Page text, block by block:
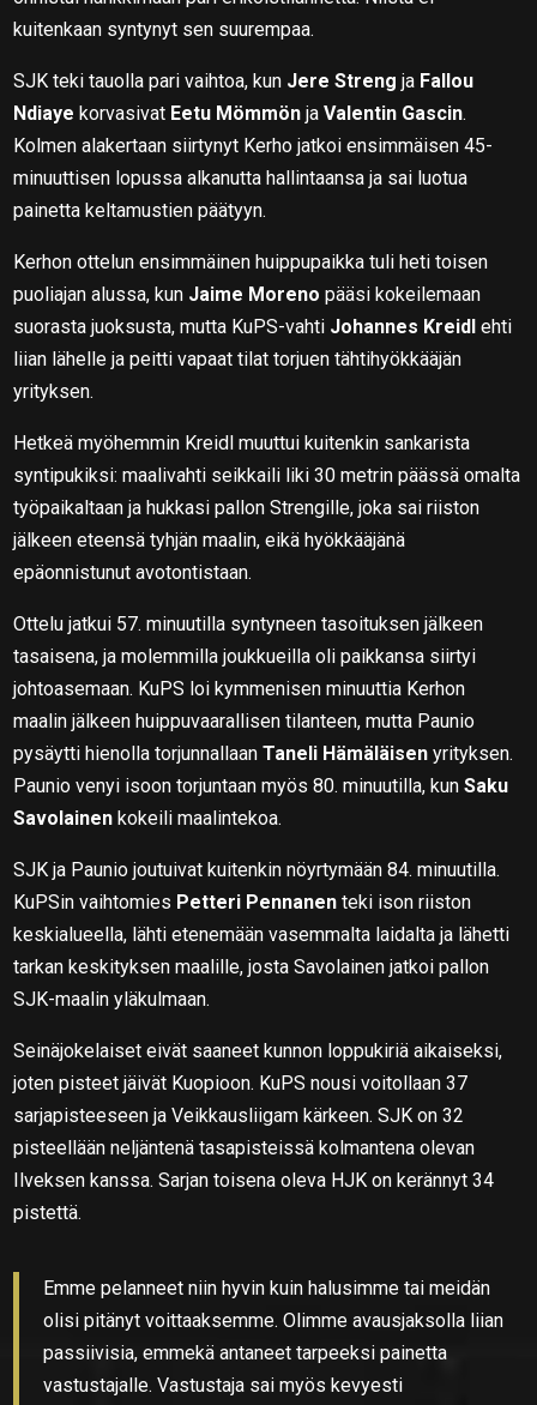
kuitenkaan syntynyt sen suurempaa.
SJK teki tauolla pari vaihtoa, kun Jere Strengja Fallou
Ndiaye korvasivat Eetu Mömmönja Valentin Gascin.
Kolmen alakertaan siirtynyt Kerho jatkoi ensimmäisen 45-
minuuttisen lopussa alkanutta hallintaansa ja sai luotua
painetta keltamustien päätyyn.
Kerhon ottelun ensimmäinen huippupaikka tuli heti toisen
puoliajan alussa, kun Jaime Moreno pääsi kokeilemaan
suorasta juoksusta, mutta KuPS-vahti Johannes Kreidl ehti
liian lähelle ja peitti vapaat tilat torjuen tähtihyökkääjän
yrityksen.
Hetkeä myöhemmin Kreidl muuttui kuitenkin sankarista
syntipukiksi: maalivahti seikkaili liki 30 metrin päässä omalta
työpaikaltaan ja hukkasi pallon Strengille, joka sai riiston
jälkeen eteensä tyhjän maalin, eikä hyökkääjänä
epäonnistunut avotontistaan.
Ottelu jatkui 57. minuutilla syntyneen tasoituksen jälkeen
tasaisena, ja molemmilla joukkueilla oli paikkansa siirtyi
johtoasemaan. KuPS loi kymmenisen minuuttia Kerhon
maalin jälkeen huippuvaarallisen tilanteen, mutta Paunio
pysäytti hienolla torjunnallaan Taneli Hämäläisen yrityksen.
Paunio venyi isoon torjuntaan myös 80. minuutilla, kunSaku
Savolainen kokeili maalintekoa.
SJK ja Paunio joutuivat kuitenkin nöyrtymään 84. minuutilla.
KuPSin vaihtomies Petteri Pennanen teki ison riiston
keskialueella, lähti etenemään vasemmalta laidalta ja lähetti
tarkan keskityksen maalille, josta Savolainen jatkoi pallon
SJK-maalin yläkulmaan.
Seinäjokelaiset eivät saaneet kunnon loppukiriä aikaiseksi,
joten pisteet jäivät Kuopioon. KuPS nousi voitollaan 37
sarjapisteeseen ja Veikkausliigam kärkeen. SJK on 32
pisteellään neljäntenä tasapisteissä kolmantena olevan
Ilveksen kanssa. Sarjan toisena oleva HJK on kerännyt 34
pistettä.
Emme pelanneet niin hyvin kuin halusimme tai meidän
olisi pitänyt voittaaksemme. Olimme avausjaksolla liian
passiivisia, emmekä antaneet tarpeeksi painetta
vastustajalle. Vastustaja sai myös kevyesti